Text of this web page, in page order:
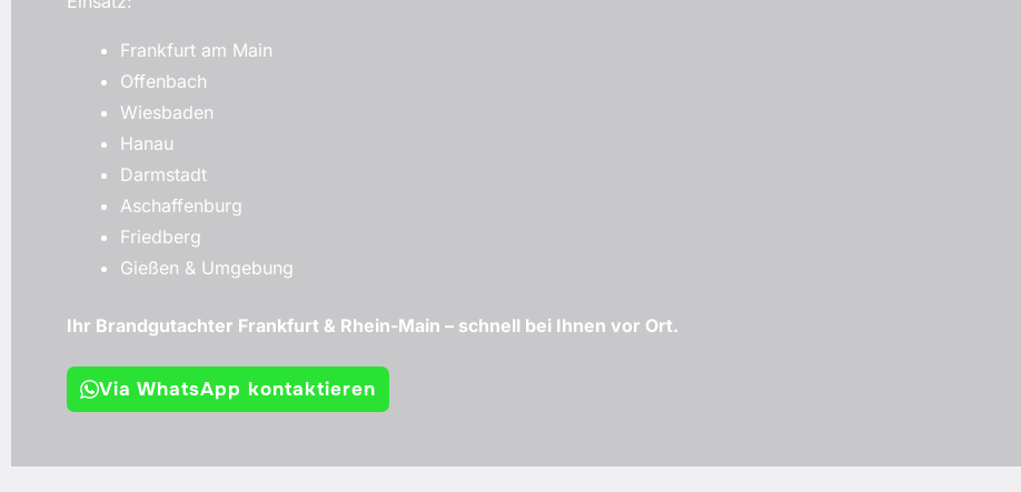
Frankfurt am Main
Offenbach
Wiesbaden
Hanau
Darmstadt
Aschaffenburg
Friedberg
Gießen & Umgebung
Ihr Brandgutachter Frankfurt & Rhein-Main – schnell bei Ihnen vor Ort.
Via WhatsApp kontaktieren